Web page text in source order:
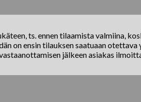
ts. ennen tilaamista valmiina,
on ensin tilauksen saatuaan
jälkeen asiakas